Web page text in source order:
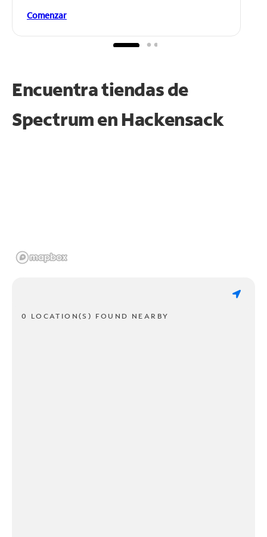
Comenzar
Encuentra tiendas de
Spectrum en Hackensack
0 LOCATION(S) FOUND NEARBY